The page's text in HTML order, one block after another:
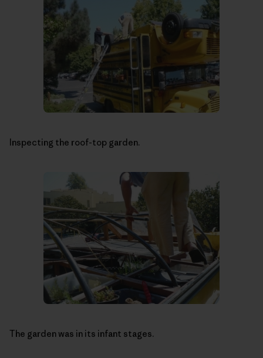
Inspecting the roof-top garden.
The garden was in its infant stages.